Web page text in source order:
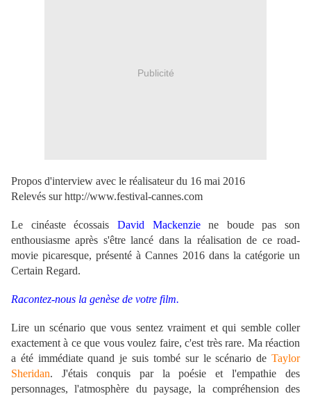
Publicité
Propos d'interview avec le réalisateur du 16 mai 2016
Relevés sur http://www.festival-cannes.com
Le cinéaste écossais David Mackenziene boude pas son
enthousiasme après s'être lancé dans la réalisation de ce road-
movie picaresque, présenté à Cannes 2016 dans la catégorie un
Certain Regard.
Racontez-nous la genèse de votre film.
Lire un scénario que vous sentez vraiment et qui semble coller
exactement à ce que vous voulez faire, c'est très rare. Ma réaction
a été immédiate quand je suis tombé sur le scénario de Taylor
Sheridan. J'étais conquis par la poésie et l'empathie des
personnages, l'atmosphère du paysage, la compréhension des